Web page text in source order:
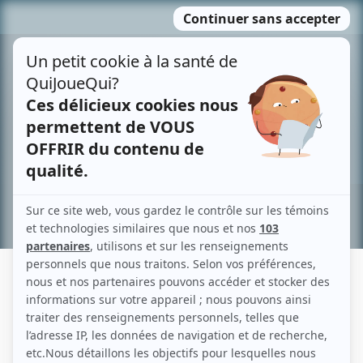
MENU
contenu
Recherche avancée »
JEAN M. PICARD
Liens
Fiche de Jean M. Picard sur Showbizz.net